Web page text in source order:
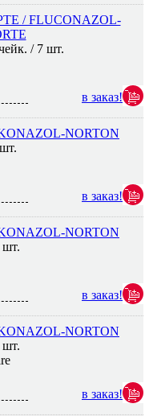
/ FLUCONAZOL-
/ 7 шт.
в заказ!
NORTON
в заказ!
NORTON
шт.
в заказ!
NORTON
шт.
в заказ!